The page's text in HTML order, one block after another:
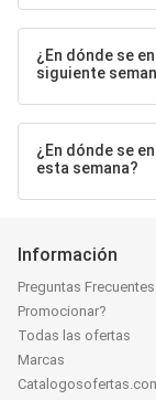
¿En dónde se
siguiente
¿En dónde se
esta semana?
Información
Preguntas Frecuentes
Promocionar?
Todas las ofertas
Marcas